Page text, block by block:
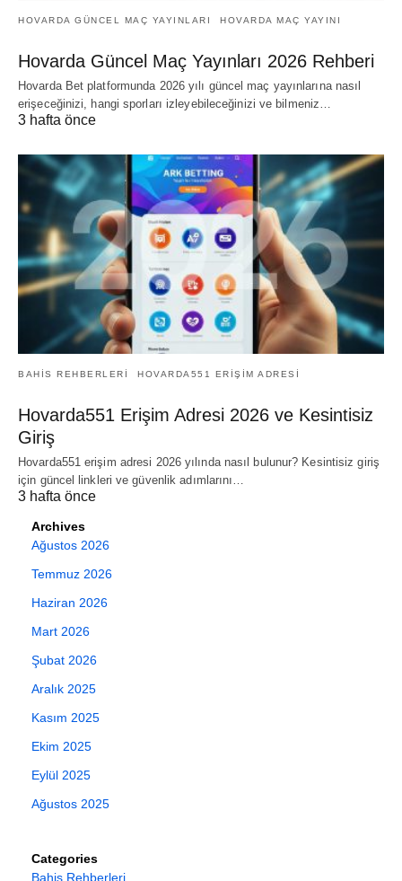
HOVARDA GÜNCEL MAÇ YAYINLARI HOVARDA MAÇ YAYINI
Hovarda Güncel Maç Yayınları 2026 Rehberi
Hovarda Bet platformunda 2026 yılı güncel maç yayınlarına nasıl
erişeceğinizi, hangi sporları izleyebileceğinizi ve bilmeniz…
3 hafta önce
BAHIS REHBERLERI HOVARDA551 ERIŞIM ADRESI
Hovarda551 Erişim Adresi 2026 ve Kesintisiz
Giriş
Hovarda551 erişim adresi 2026 yılında nasıl bulunur? Kesintisiz giriş
için güncel linkleri ve güvenlik adımlarını…
3 hafta önce
Archives
Ağustos 2026
Temmuz 2026
Haziran 2026
Mart 2026
Şubat 2026
Aralık 2025
Kasım 2025
Ekim 2025
Eylül 2025
Ağustos 2025
Categories
Bahis Rehberleri